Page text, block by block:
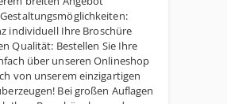
individuell Ihre Broschüre
Qualität: Bestellen Sie Ihre
über unseren Onlineshop
von unserem einzigartigen
Bei großen Auflagen